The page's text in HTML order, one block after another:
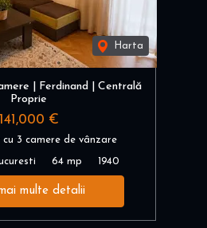
Harta
| Ferdinand | Centrală
Proprie
141,000 €
3 camere de vânzare
64 mp 1940
multe detalii